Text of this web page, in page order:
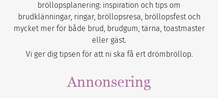
bröllopsplanering: inspiration och tips om
brudklänningar, ringar, bröllopsresa, bröllopsfest och
mycket mer för både brud, brudgum, tärna, toastmaster
eller gäst.
Vi ger dig tipsen för att ni ska få ert drömbröllop.
Annonsering